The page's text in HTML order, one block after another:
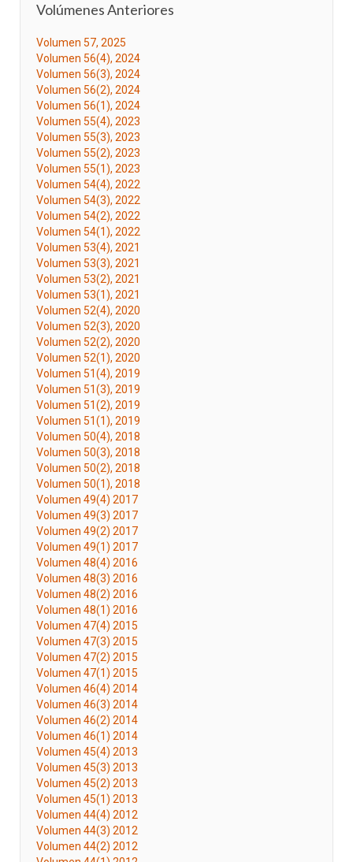
Volúmenes Anteriores
Volumen 57, 2025
Volumen 56(4), 2024
Volumen 56(3), 2024
Volumen 56(2), 2024
Volumen 56(1), 2024
Volumen 55(4), 2023
Volumen 55(3), 2023
Volumen 55(2), 2023
Volumen 55(1), 2023
Volumen 54(4), 2022
Volumen 54(3), 2022
Volumen 54(2), 2022
Volumen 54(1), 2022
Volumen 53(4), 2021
Volumen 53(3), 2021
Volumen 53(2), 2021
Volumen 53(1), 2021
Volumen 52(4), 2020
Volumen 52(3), 2020
Volumen 52(2), 2020
Volumen 52(1), 2020
Volumen 51(4), 2019
Volumen 51(3), 2019
Volumen 51(2), 2019
Volumen 51(1), 2019
Volumen 50(4), 2018
Volumen 50(3), 2018
Volumen 50(2), 2018
Volumen 50(1), 2018
Volumen 49(4) 2017
Volumen 49(3) 2017
Volumen 49(2) 2017
Volumen 49(1) 2017
Volumen 48(4) 2016
Volumen 48(3) 2016
Volumen 48(2) 2016
Volumen 48(1) 2016
Volumen 47(4) 2015
Volumen 47(3) 2015
Volumen 47(2) 2015
Volumen 47(1) 2015
Volumen 46(4) 2014
Volumen 46(3) 2014
Volumen 46(2) 2014
Volumen 46(1) 2014
Volumen 45(4) 2013
Volumen 45(3) 2013
Volumen 45(2) 2013
Volumen 45(1) 2013
Volumen 44(4) 2012
Volumen 44(3) 2012
Volumen 44(2) 2012